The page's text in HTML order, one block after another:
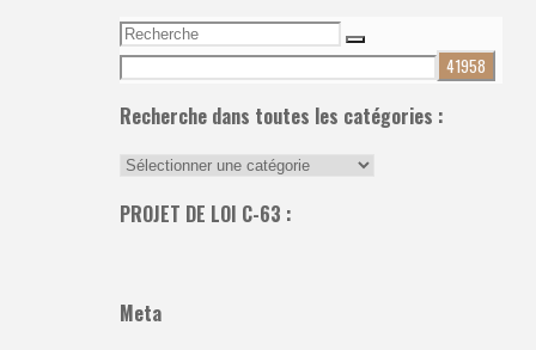
Recherche
pour:
Recherche
Recherche dans toutes les catégories :
Recherche
toutes
PROJET DE LOI C-63 :
Meta